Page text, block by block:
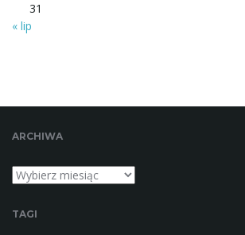
f
a
31
« lip
ARCHIWA
Archiwa
TAGI